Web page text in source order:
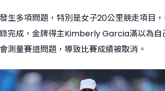
生多項問題，特別是女子20公里競走項目
完成，金牌得主Kimberly Garcia滿以為自
測量賽道問題，導致比賽成績被取消。